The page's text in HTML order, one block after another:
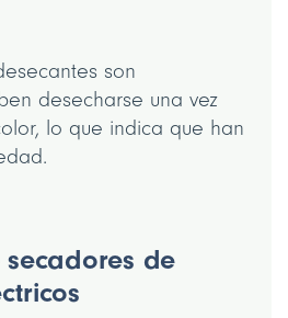
son
desecharse una vez
lo que indica que han
de